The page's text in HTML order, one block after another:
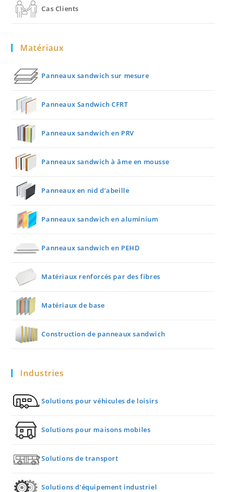
Cas Clients
Matériaux
Panneaux sandwich sur mesure
Panneaux Sandwich CFRT
Panneaux sandwich en PRV
Panneaux sandwich à âme en mousse
Panneaux en nid d’abeille
Panneaux sandwich en aluminium
Panneaux sandwich en PEHD
Matériaux renforcés par des fibres
Matériaux de base
Construction de panneaux sandwich
Industries
Solutions pour véhicules de loisirs
Solutions pour maisons mobiles
Solutions de transport
Solutions d’équipement industriel